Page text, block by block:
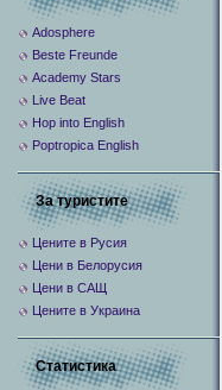
Adosphere
Beste Freunde
Academy Stars
Live Beat
Hop into English
Poptropica English
За туристите
Цените в Русия
Цени в Белорусия
Цени в САЩ
Цените в Украина
Статистика